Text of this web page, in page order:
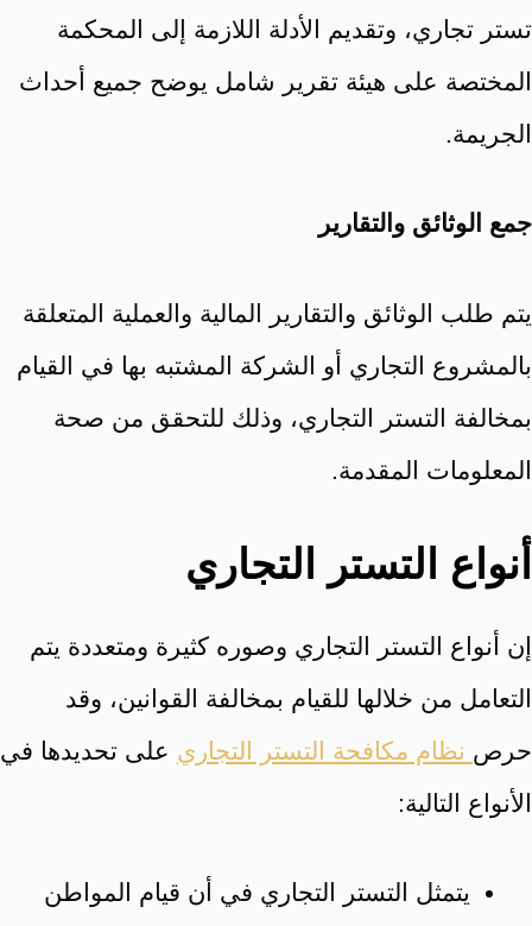
تستر تجاري، وتقديم الأدلة اللازمة إلى المحكمة
المختصة على هيئة تقرير شامل يوضح جميع أحداث
الجريمة.
جمع الوثائق والتقارير
يتم طلب الوثائق والتقارير المالية والعملية المتعلقة
بالمشروع التجاري أو الشركة المشتبه بها في القيام
بمخالفة التستر التجاري، وذلك للتحقق من صحة
المعلومات المقدمة.
أنواع التستر التجاري
إن أنواع التستر التجاري وصوره كثيرة ومتعددة يتم
التعامل من خلالها للقيام بمخالفة القوانين، وقد
حرص نظام مكافحة التستر التجاري على تحديدها في
الأنواع التالية:
يتمثل التستر التجاري في أن قيام المواطن